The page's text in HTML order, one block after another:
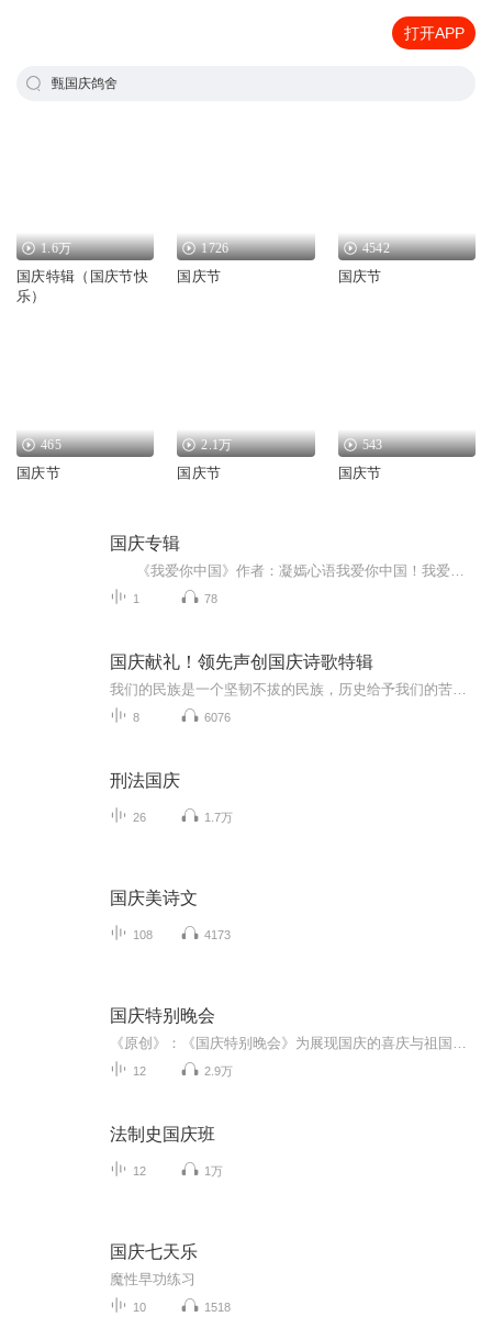
打开APP
甄国庆鸽舍
1.6万
国庆特辑（国庆节快
乐）
1726
国庆节
4542
国庆节
465
国庆节
2.1万
国庆节
543
国庆节
国庆专辑
1 78
国庆献礼！领先声创国庆诗歌特辑
8 6076
刑法国庆
26 1.7万
国庆美诗文
108 4173
国庆特别晚会
12 2.9万
法制史国庆班
12 1万
国庆七天乐
魔性早功练习
10 1518